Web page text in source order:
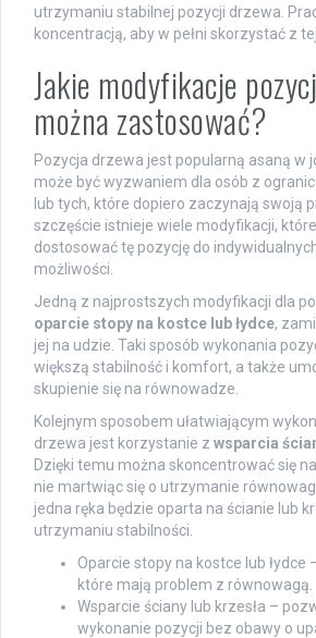
utrzymaniu stabilnej pozycji drzewa.
koncentracją, aby w pełni skorzystać z
Jakie modyfikacje
można zastosować?
Pozycja drzewa jest popularną asaną w
może być wyzwaniem dla osób z
lub tych, które dopiero zaczynają swoją
szczęście istnieje wiele modyfikacji,
dostosować tę pozycję do
możliwości.
Jedną z najprostszych modyfikacji dla
oparcie stopy na kostce lub łydce,
jej na udzie. Taki sposób wykonania
większą stabilność i komfort, a także
skupienie się na równowadze.
Kolejnym sposobem ułatwiającym
drzewa jest korzystanie z wsparcia
Dzięki temu można skoncentrować się
nie martwiąc się o utrzymanie
jedna ręka będzie oparta na ścianie lub
utrzymaniu stabilności.
Oparcie stopy na kostce lub łydce
które mają problem z równowagą.
Wsparcie ściany lub krzesła –
wykonanie pozycji bez obawy o